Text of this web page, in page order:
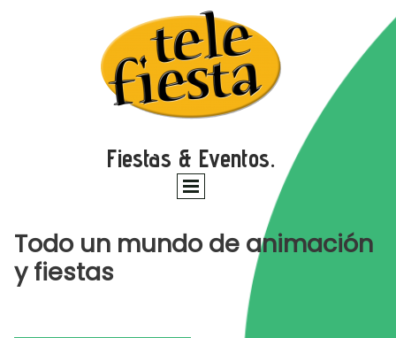
Fiestas & Eventos.
Todo un mundo de animación
y fiestas